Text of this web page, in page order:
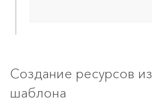
Создание ресурсов из
шаблона